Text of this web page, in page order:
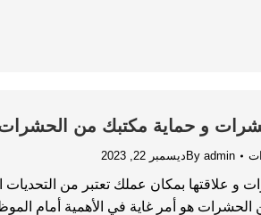
و حماية مكتبك من
By admin ديسمبر 22, 2023
و علاقتها بمكان عملك تعتبر من
هو أمر غاية في الأهمية أمام